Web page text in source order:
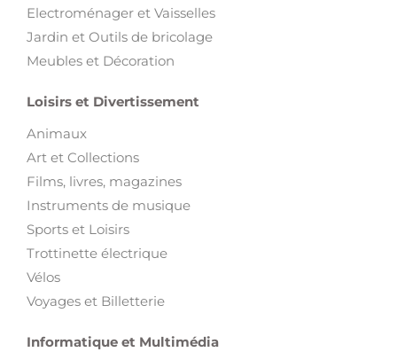
Electroménager et Vaisselles
Jardin et Outils de bricolage
Meubles et Décoration
Loisirs et Divertissement
Animaux
Art et Collections
Films, livres, magazines
Instruments de musique
Sports et Loisirs
Trottinette électrique
Vélos
Voyages et Billetterie
Informatique et Multimédia